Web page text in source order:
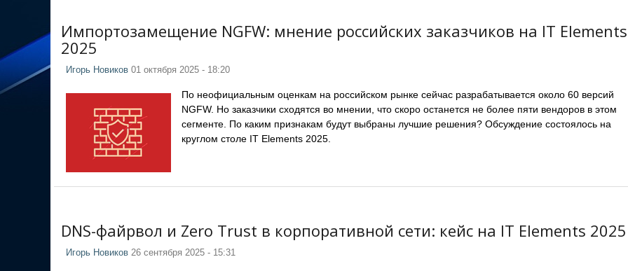
Импортозамещение NGFW: мнение российских заказчиков на IT Elements
2025
Игорь Новиков 01 октября 2025 - 18:20
По неофициальным оценкам на российском рынке сейчас разрабатывается около 60 версий
NGFW. Но заказчики сходятся во мнении, что скоро останется не более пяти вендоров в этом
сегменте. По каким признакам будут выбраны лучшие решения? Обсуждение состоялось на
круглом столе IT Elements 2025.
DNS-файрвол и Zero Trust в корпоративной сети: кейс на IT Elements 2025
Игорь Новиков 26 сентября 2025 - 15:31